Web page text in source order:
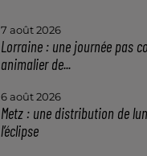
7 août 2026
Lorraine : une journée pas
animalier de...
6 août 2026
Metz : une distribution de
l’éclipse